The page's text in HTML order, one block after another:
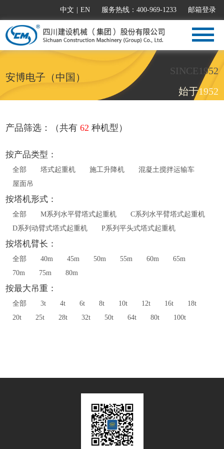
中文 EN 服务热线：400-969-1233 邮箱登录
安博电子（中国）
SINCE1952
始于1952
产品筛选：（共有62 种机型）
按产品类型：
全部 塔式起重机 施工升降机
混凝土搅拌运输车
屋面吊
按塔机形式：
全部 M系列水平臂塔式起重机
C系列水平臂塔式起重机
D系列动臂式塔式起重机
P系列平头式塔式起重机
按塔机臂长：
全部 40m 45m 50m 55m 60m
65m
70m
75m 80m
按最大吊重：
全部 3t 4t 6t 8t 10t 12t 16t
18t
20t
25t 28t 32t 50t 64t 80t 100t